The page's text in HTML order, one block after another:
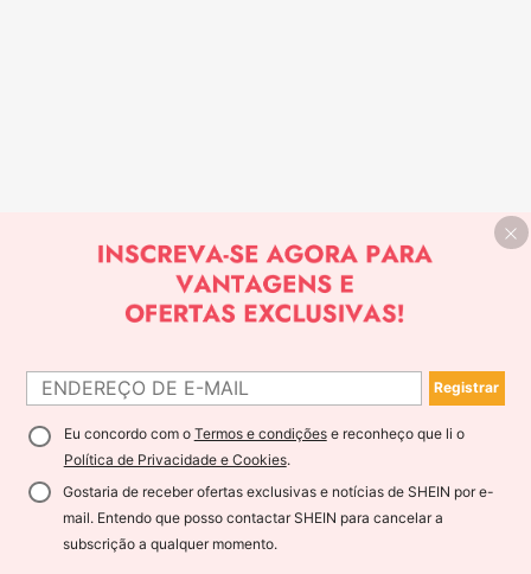
Registrar
Eu concordo com o Termos e condiçõese reconheço que li o
Política de Privacidade e Cookies.
Gostaria de receber ofertas exclusivas e notícias de SHEIN por e-
mail. Entendo que posso contactar SHEIN para cancelar a
subscrição a qualquer momento.